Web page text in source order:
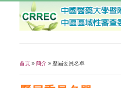
首頁 » 簡介 » 歷屆委員名單